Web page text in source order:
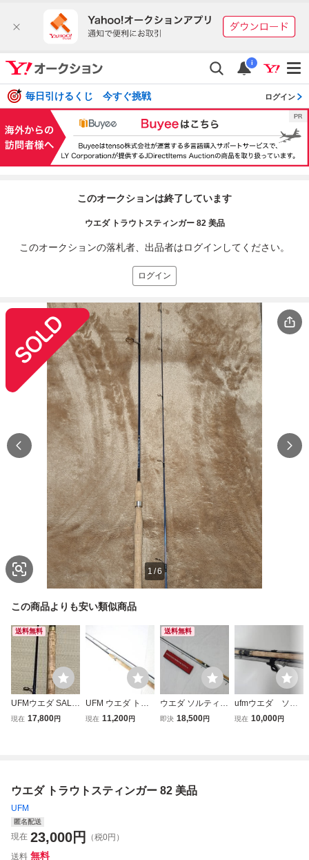
i
毎日引けるくじ 今すぐ挑戦 ログイン
このオークションは終了しています
ウエダ トラウトスティンガー 82 美品
このオークションの落札者、出品者はログインしてください。
ログイン
1 /6
この商品よりも安い類似商品
送料無料
UFMウエダ SALT
Y PLUGGER SPS
現在 17,800円
UFM ウエダ トラ
ウト スティンガー
現在 11,200円
送料無料
ウエダ ソルティー
プラッガー SPS9
即決 18,500円
ufmウエダ ソル
ティプラッガー
現在 10,000円
ウエダ トラウトスティンガー 82 美品
UFM
匿名配送
現在 23,000円
（税0円）
送料 無料